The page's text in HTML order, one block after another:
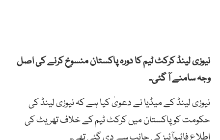
نیوزی لینڈ کرکٹ ٹیم کا دورہ پاکستان منسوخ کرنے کی اصل
وجہ سامنے آ گئی۔
نیوزی لینڈ کے میڈیا نے دعویٰ کیا ہے کہ نیوزی لینڈ کی
حکومت کو پاکستان میں کرکٹ ٹیم کے خلاف تھریٹ کی